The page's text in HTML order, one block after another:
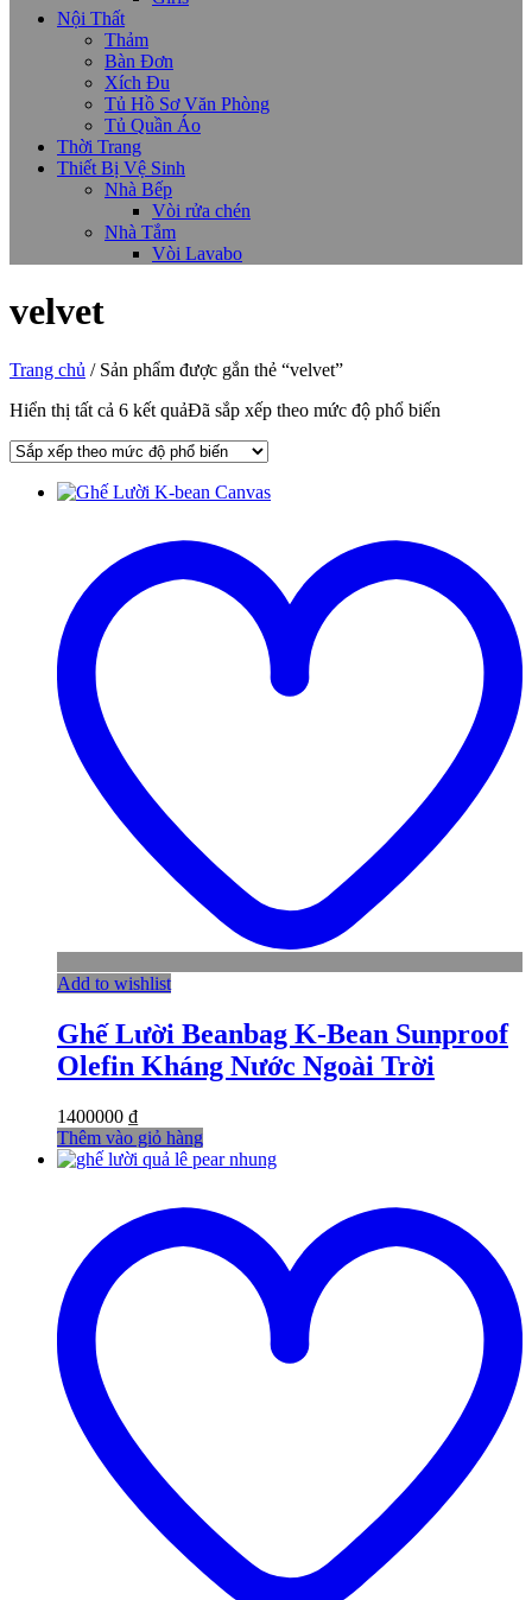
Nội Thất
Thảm
Bàn Đơn
Xích Đu
Tủ Hồ Sơ Văn Phòng
Tủ Quần Áo
Thời Trang
Thiết Bị Vệ Sinh
Nhà Bếp
Vòi rửa chén
Nhà Tắm
Vòi Lavabo
velvet
Trang chủ / Sản phẩm được gắn thẻ “velvet”
Hiển thị tất cả 6 kết quảĐã sắp xếp theo mức độ phổ biến
Add to wishlist
Ghế Lười Beanbag K-Bean Sunproof
Olefin Kháng Nước Ngoài Trời
1400000 ₫
Thêm vào giỏ hàng